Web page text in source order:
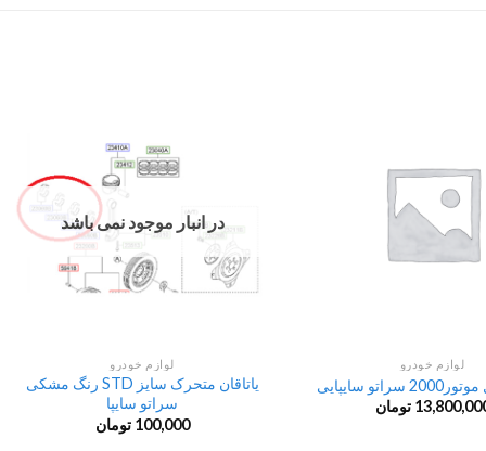
لوازم خودرو
سایپایی
تومان
در انبار موجود نمی باشد
لوازم خودرو
یاتاقان متحرک سایز STD رنگ مشکی
سراتو سایپا
100,000 تومان